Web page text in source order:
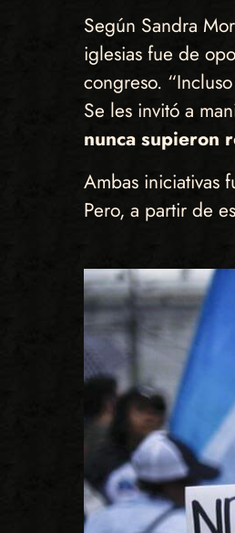
Según Sandra
iglesias fue de
congreso.
Se les invitó a
nunca supieron
Ambas iniciativas
Pero, a partir de